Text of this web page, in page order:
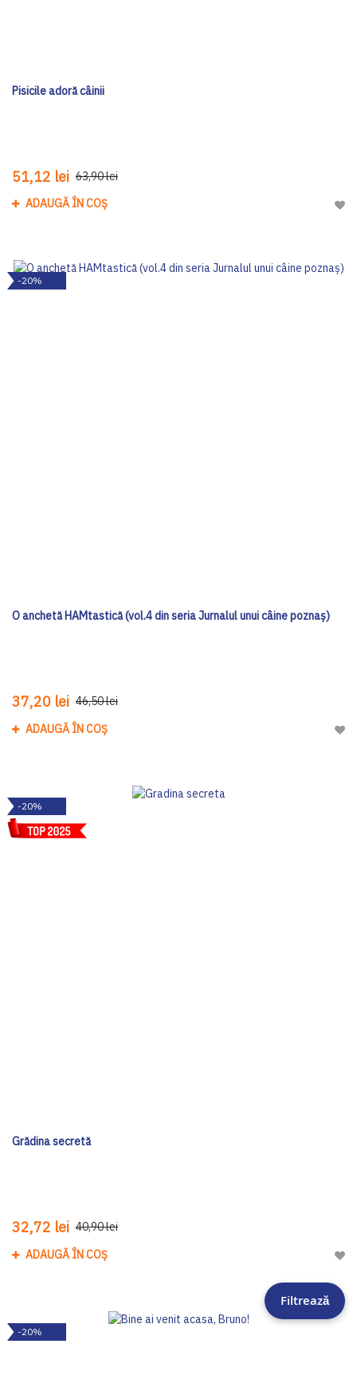
Pisicile adoră câinii
51,12 lei 63,90 lei
ADAUGĂ ÎN COȘ
-20%
O anchetă HAMtastică (vol.4 din seria Jurnalul unui câine poznaș)
37,20 lei 46,50 lei
ADAUGĂ ÎN COȘ
-20%
Grădina secretă
32,72 lei 40,90 lei
ADAUGĂ ÎN COȘ
-20%
Filtrează